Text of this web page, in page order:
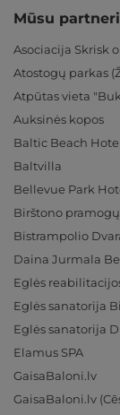
Mūsu partneri
Asociacija Skrisk
Atostogų parkas
Atpūtas vieta
Auksinės kopos
Baltic Beach Hotel
Baltvilla
Bellevue Park
Birštono
Bistrampolio
Daina Jurmala
Eglės
Eglės sanatorija
Eglės sanatorija
Elamus SPA
GaisaBaloni.lv
GaisaBaloni.lv